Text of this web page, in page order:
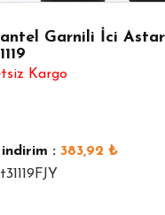
Garnili İci
Kargo
indirim : 383,92 ₺